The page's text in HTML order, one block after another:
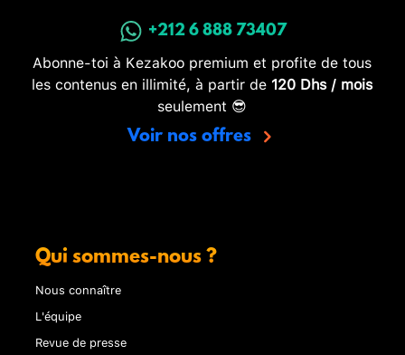
+212 6 888 73407
Abonne-toi à Kezakoo premium et profite de tous
les contenus en illimité, à partir de 120 Dhs / mois
seulement 😎
Voir nos offres
Qui sommes-nous ?
Nous connaître
L'équipe
Revue de presse